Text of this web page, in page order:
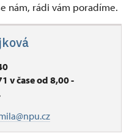
nám, rádi vám poradíme.
v čase od 8,00 -